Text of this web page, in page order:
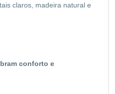
claros, madeira natural e
conforto e